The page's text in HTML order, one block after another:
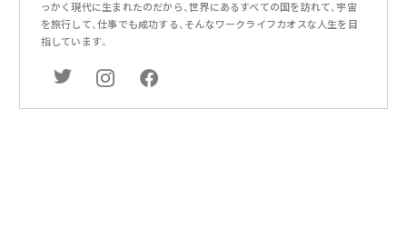
っかく現代に生まれたのだから、世界にあるすべての国を訪れて、宇宙
を旅行して、仕事でも成功する、そんなワークライフカオスな人生を目
指しています。